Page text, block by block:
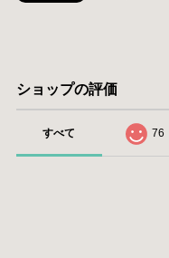
ショップの評価
すべて 76